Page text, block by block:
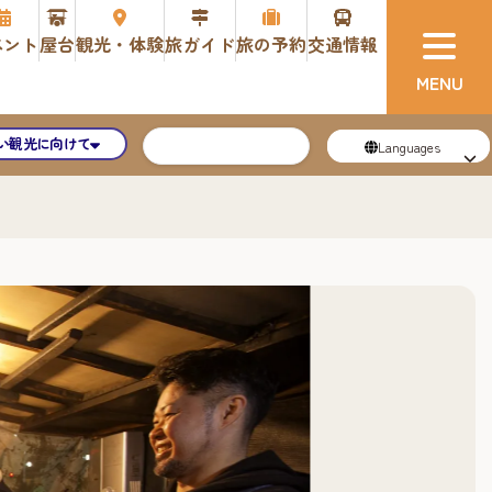
ト屋台観光・体験旅ガイド旅の予約交通情報
観光に向けて Languages